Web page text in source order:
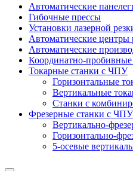
Автоматические
Гибочные прессы
Установки лазерной
Автоматические центры
Автоматические
Координатно-
Токарные станки с ЧПУ
Горизонтальные
Вертикальные
Станки с
Фрезерные станки с ЧПУ
Вертикально-
Горизонтально-
5-осевые